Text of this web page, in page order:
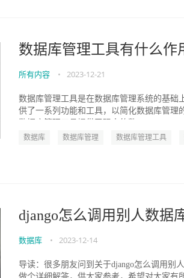
数据库管理工具有什么作
所有内容 • 2023-12-21
数据库管理工具是在数据库管理系统的基础
供了一系列功能和工具，以简化数据库管理
数据库 数据库管理 数据库管理工具
django怎么调用别人数据
数据库 • 2023-12-14
导读：很多朋友问到关于django怎么调用别